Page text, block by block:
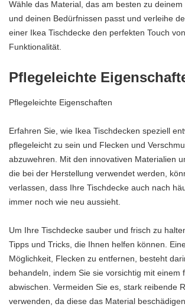
Wähle das Material, das am besten zu deinem
und deinen Bedürfnissen passt und verleihe
einer Ikea Tischdecke den perfekten Touch
Funktionalität.
Pflegeleichte
Pflegeleichte Eigenschaften
Erfahren Sie, wie Ikea Tischdecken speziell
pflegeleicht zu sein und Flecken und
abzuwehren. Mit den innovativen Materialien
die bei der Herstellung verwendet werden,
verlassen, dass Ihre Tischdecke auch nach
immer noch wie neu aussieht.
Um Ihre Tischdecke sauber und frisch zu
Tipps und Tricks, die Ihnen helfen können.
Möglichkeit, Flecken zu entfernen, besteht
behandeln, indem Sie sie vorsichtig mit einem
abwischen. Vermeiden Sie es, stark reibende
verwenden, da diese das Material